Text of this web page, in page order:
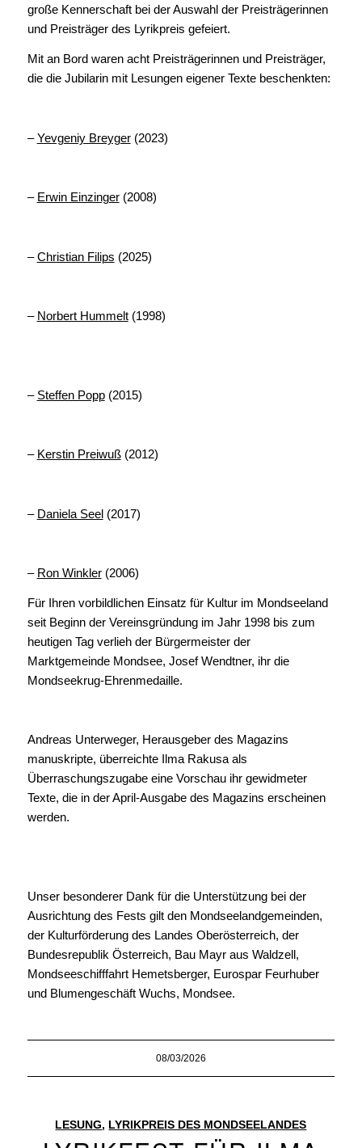
große Kennerschaft bei der Auswahl der Preisträgerinnen
und Preisträger des Lyrikpreis gefeiert.
Mit an Bord waren acht Preisträgerinnen und Preisträger,
die die Jubilarin mit Lesungen eigener Texte beschenkten:
–Yevgeniy Breyger(2023)
– Erwin Einzinger(2008)
–Christian Filips (2025)
– Norbert Hummelt(1998)
– Steffen Popp(2015)
– Kerstin Preiwuß(2012)
– Daniela Seel(2017)
– Ron Winkler(2006)
Für Ihren vorbildlichen Einsatz für Kultur im Mondseeland
seit Beginn der Vereinsgründung im Jahr 1998 bis zum
heutigen Tag verlieh der Bürgermeister der
Marktgemeinde Mondsee, Josef Wendtner, ihr die
Mondseekrug-Ehrenmedaille.
Andreas Unterweger, Herausgeber des Magazins
manuskripte, überreichte Ilma Rakusa als
Überraschungszugabe eine Vorschau ihr gewidmeter
Texte, die in der April-Ausgabe des Magazins erscheinen
werden.
Unser besonderer Dank für die Unterstützung bei der
Ausrichtung des Fests gilt den Mondseelandgemeinden,
der Kulturförderung des Landes Oberösterreich, der
Bundesrepublik Österreich, Bau Mayr aus Waldzell,
Mondseeschifffahrt Hemetsberger, Eurospar Feurhuber
und Blumengeschäft Wuchs, Mondsee.
08/03/2026
LESUNG, LYRIKPREIS DES MONDSEELANDES